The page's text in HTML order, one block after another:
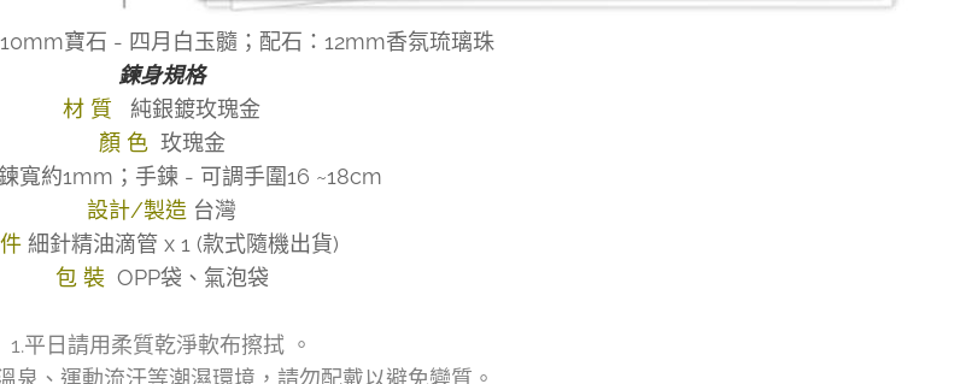
寶石 - 四月白玉髓；配石：12mm香氛琉璃珠
鍊身規格
材 質
純銀鍍玫瑰金
顏 色 玫瑰金
寬約1mm；手鍊 - 可調手圍16 ~18cm
設計/製造 台灣
細針精油滴管 x 1 (款式隨機出貨)
包 裝 OPP袋、氣泡袋
1.平日請用柔質乾淨軟布擦拭 。
泉、運動流汗等潮濕環境，請勿配戴以避免變質。